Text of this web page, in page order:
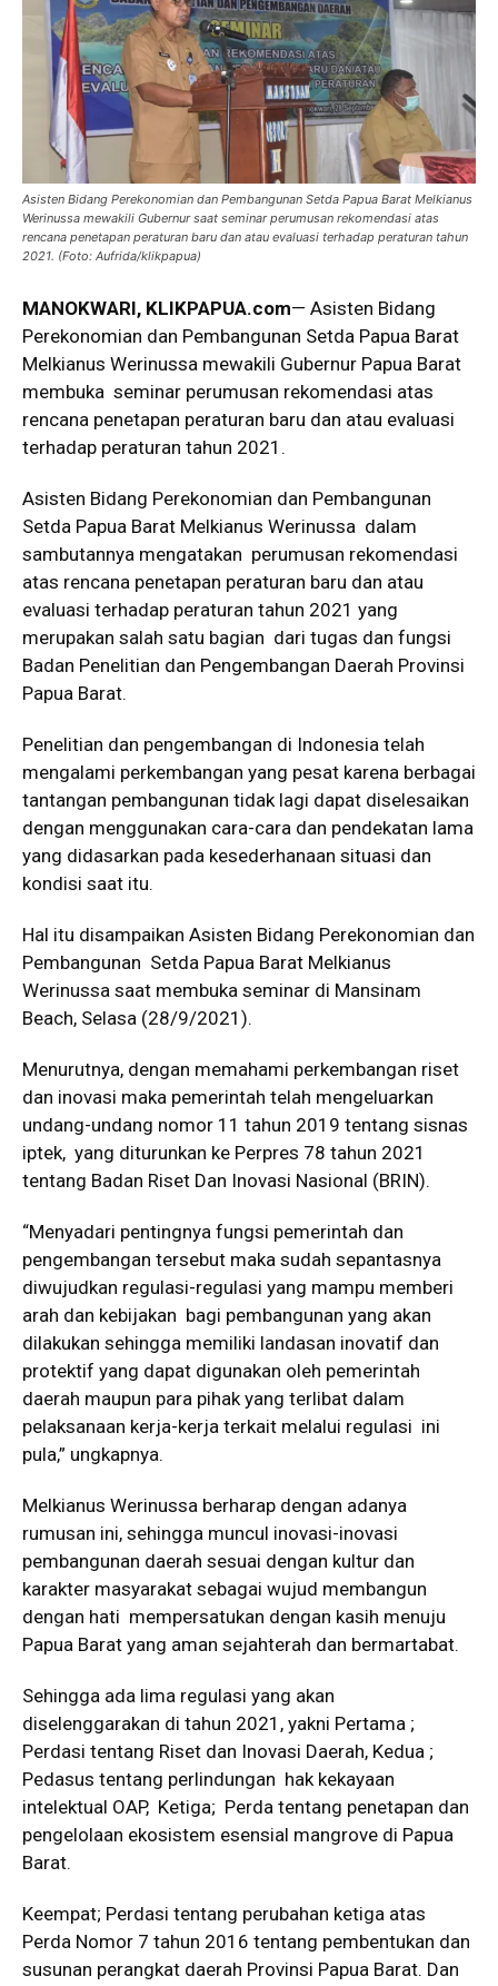
Asisten Bidang Perekonomian dan Pembangunan Setda Papua Barat Melkianus
Werinussa mewakili Gubernur saat seminar perumusan rekomendasi atas
rencana penetapan peraturan baru dan atau evaluasi terhadap peraturan tahun
2021. (Foto: Aufrida/klikpapua)
MANOKWARI, KLIKPAPUA.com— Asisten Bidang
Perekonomian dan Pembangunan Setda Papua Barat
Melkianus Werinussa mewakili Gubernur Papua Barat
membuka seminar perumusan rekomendasi atas
rencana penetapan peraturan baru dan atau evaluasi
terhadap peraturan tahun 2021.
Asisten Bidang Perekonomian dan Pembangunan
Setda Papua Barat Melkianus Werinussa dalam
sambutannya mengatakan perumusan rekomendasi
atas rencana penetapan peraturan baru dan atau
evaluasi terhadap peraturan tahun 2021 yang
merupakan salah satu bagian dari tugas dan fungsi
Badan Penelitian dan Pengembangan Daerah Provinsi
Papua Barat.
Penelitian dan pengembangan di Indonesia telah
mengalami perkembangan yang pesat karena berbagai
tantangan pembangunan tidak lagi dapat diselesaikan
dengan menggunakan cara-cara dan pendekatan lama
yang didasarkan pada kesederhanaan situasi dan
kondisi saat itu.
Hal itu disampaikan Asisten Bidang Perekonomian dan
Pembangunan Setda Papua Barat Melkianus
Werinussa saat membuka seminar di Mansinam
Beach, Selasa (28/9/2021).
Menurutnya, dengan memahami perkembangan riset
dan inovasi maka pemerintah telah mengeluarkan
undang-undang nomor 11 tahun 2019 tentang sisnas
iptek, yang diturunkan ke Perpres 78 tahun 2021
tentang Badan Riset Dan Inovasi Nasional (BRIN).
“Menyadari pentingnya fungsi pemerintah dan
pengembangan tersebut maka sudah sepantasnya
diwujudkan regulasi-regulasi yang mampu memberi
arah dan kebijakan bagi pembangunan yang akan
dilakukan sehingga memiliki landasan inovatif dan
protektif yang dapat digunakan oleh pemerintah
daerah maupun para pihak yang terlibat dalam
pelaksanaan kerja-kerja terkait melalui regulasi ini
pula,” ungkapnya.
Melkianus Werinussa berharap dengan adanya
rumusan ini, sehingga muncul inovasi-inovasi
pembangunan daerah sesuai dengan kultur dan
karakter masyarakat sebagai wujud membangun
dengan hati mempersatukan dengan kasih menuju
Papua Barat yang aman sejahterah dan bermartabat.
Sehingga ada lima regulasi yang akan
diselenggarakan di tahun 2021, yakni Pertama ;
Perdasi tentang Riset dan Inovasi Daerah, Kedua ;
Pedasus tentang perlindungan hak kekayaan
intelektual OAP, Ketiga; Perda tentang penetapan dan
pengelolaan ekosistem esensial mangrove di Papua
Barat.
Keempat; Perdasi tentang perubahan ketiga atas
Perda Nomor 7 tahun 2016 tentang pembentukan dan
susunan perangkat daerah Provinsi Papua Barat. Dan